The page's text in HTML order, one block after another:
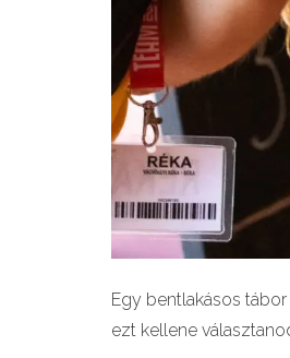
Egy bentlakásos
ezt kellene